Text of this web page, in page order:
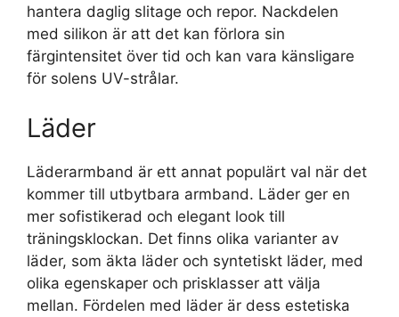
hantera daglig slitage och repor. Nackdelen
med silikon är att det kan förlora sin
färgintensitet över tid och kan vara känsligare
för solens UV-strålar.
Läder
Läderarmband är ett annat populärt val när det
kommer till utbytbara armband. Läder ger en
mer sofistikerad och elegant look till
träningsklockan. Det finns olika varianter av
läder, som äkta läder och syntetiskt läder, med
olika egenskaper och prisklasser att välja
mellan. Fördelen med läder är dess estetiska